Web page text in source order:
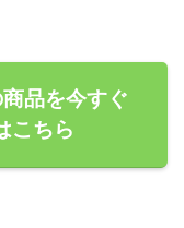
品を今すぐ
こちら